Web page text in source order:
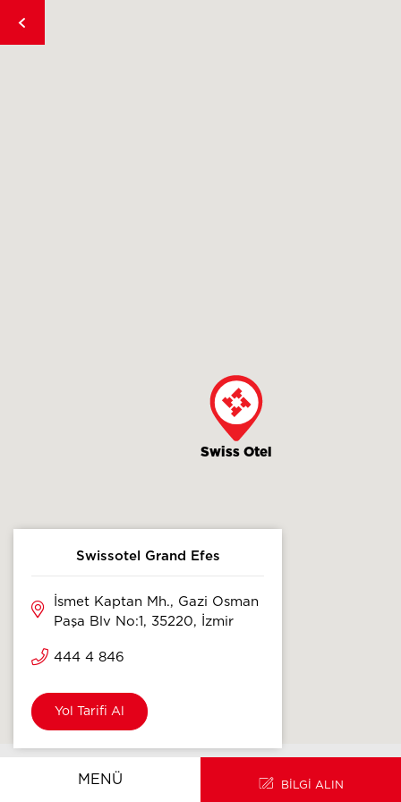
Swiss Otel
Swissotel Grand Efes
İsmet Kaptan Mh., Gazi Osman
Paşa Blv No:1, 35220, İzmir
444 4 846
Yol Tarifi Al
BİLGİ ALIN
ANA SAYFAMENÜ